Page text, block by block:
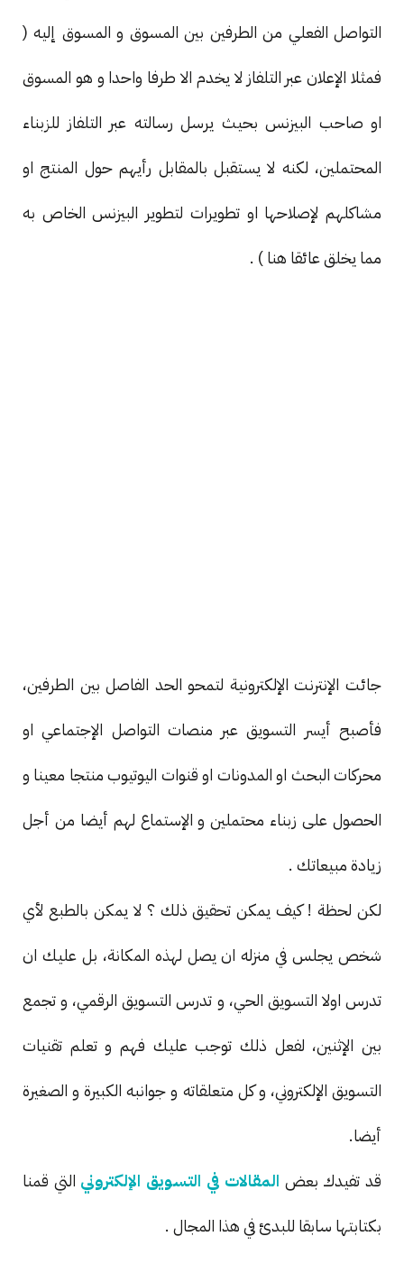
التواصل الفعلي من الطرفين بين المسوق و المسوق إليه (
فمثلا الإعلان عبر التلفاز لا يخدم الا طرفا واحدا و هو المسوق
او صاحب البيزنس بحيث يرسل رسالته عبر التلفاز للزبناء
المحتملين، لكنه لا يستقبل بالمقابل رأيهم حول المنتج او
مشاكلهم لإصلاحها او تطويرات لتطوير البيزنس الخاص به
مما يخلق عائقا هنا ) .
جائت الإنترنت الإلكترونية لتمحو الحد الفاصل بين الطرفين،
فأصبح أيسر التسويق عبر منصات التواصل الإجتماعي او
محركات البحث او المدونات او قنوات اليوتيوب منتجا معينا و
الحصول على زبناء محتملين و الإستماع لهم أيضا من أجل
زيادة مبيعاتك .
لكن لحظة ! كيف يمكن تحقيق ذلك ؟ لا يمكن بالطبع لأي
شخص يجلس في منزله ان يصل لهذه المكانة، بل عليك ان
تدرس اولا التسويق الحي، و تدرس التسويق الرقمي، و تجمع
بين الإثنين، لفعل ذلك توجب عليك فهم و تعلم تقنيات
التسويق الإلكتروني، و كل متعلقاته و جوانبه الكبيرة و الصغيرة
أيضا.
قد تفيدك بعض المقالات في التسويق الإلكتروني التي قمنا
بكتابتها سابقا للبدئ في هذا المجال .